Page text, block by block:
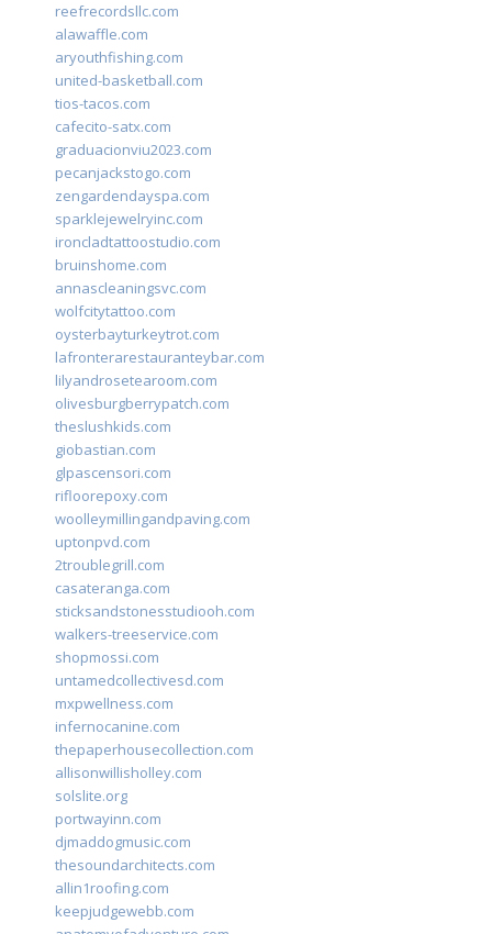
reefrecordsllc.com
alawaffle.com
aryouthfishing.com
united-basketball.com
tios-tacos.com
cafecito-satx.com
graduacionviu2023.com
pecanjackstogo.com
zengardendayspa.com
sparklejewelryinc.com
ironcladtattoostudio.com
bruinshome.com
annascleaningsvc.com
wolfcitytattoo.com
oysterbayturkeytrot.com
lafronterarestauranteybar.com
lilyandrosetearoom.com
olivesburgberrypatch.com
theslushkids.com
giobastian.com
glpascensori.com
rifloorepoxy.com
woolleymillingandpaving.com
uptonpvd.com
2troublegrill.com
casateranga.com
sticksandstonesstudiooh.com
walkers-treeservice.com
shopmossi.com
untamedcollectivesd.com
mxpwellness.com
infernocanine.com
thepaperhousecollection.com
allisonwillisholley.com
solslite.org
portwayinn.com
djmaddogmusic.com
thesoundarchitects.com
allin1roofing.com
keepjudgewebb.com